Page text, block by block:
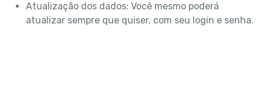
Atualização dos dados: Você mesmo poderá
atualizar sempre que quiser, com seu login e senha.